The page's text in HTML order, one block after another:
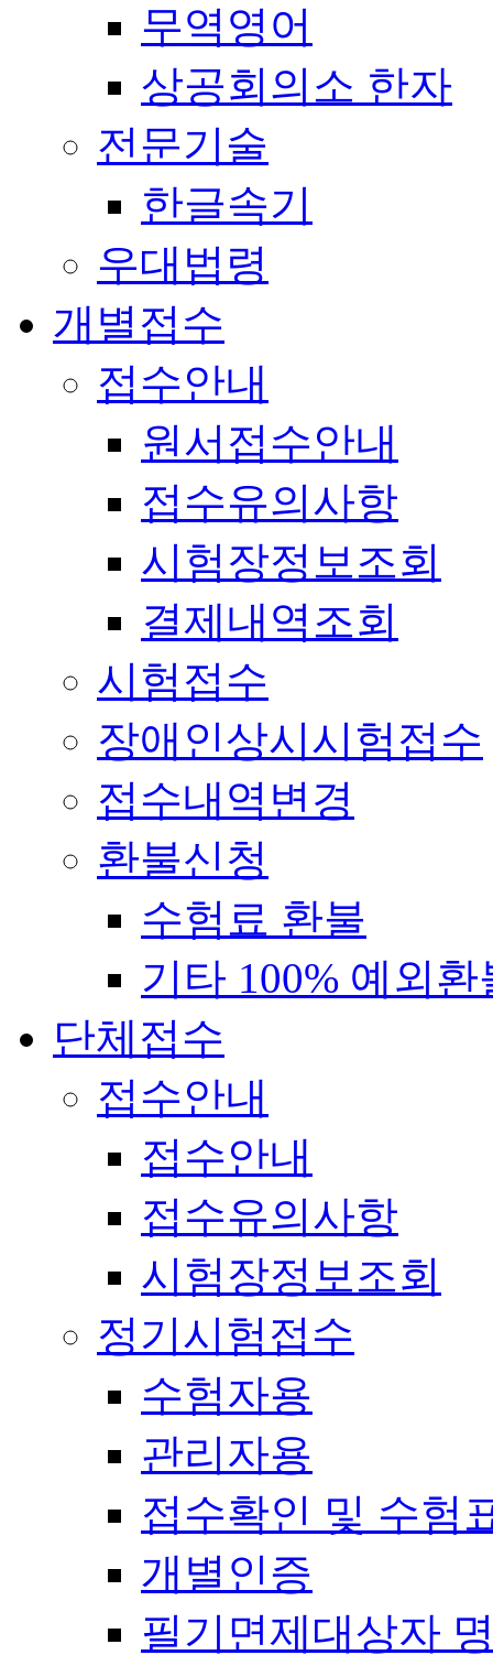
무역영어
상공회의소 한자
전문기술
한글속기
우대법령
개별접수
접수안내
원서접수안내
접수유의사항
시험장정보조회
결제내역조회
시험접수
장애인상시시험접수
접수내역변경
환불신청
수험료 환불
기타 100% 예외환
단체접수
접수안내
접수안내
접수유의사항
시험장정보조회
정기시험접수
수험자용
관리자용
접수확인 및 수험
개별인증
필기면제대상자